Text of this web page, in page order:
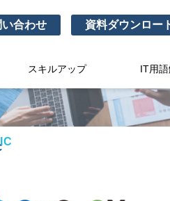
い合わせ 資料ダウンロー
スキルアップ IT用語